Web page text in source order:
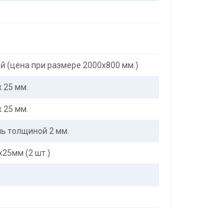
(цена при размере 2000x800 мм.)
25 мм.
25 мм.
толщиной 2 мм.
(2 шт.)